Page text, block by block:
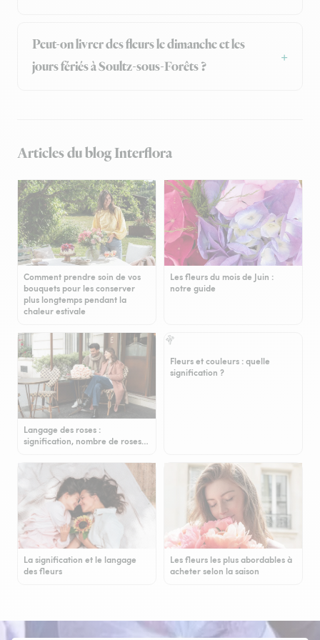
Peut-on livrer des fleurs le dimanche et les
jours fériés à Soultz-sous-Forêts ?
Articles du blog Interflora
Comment prendre soin de vos
bouquets pour les conserver
plus longtemps pendant la
chaleur estivale
Les fleurs du mois de Juin :
notre guide
Langage des roses :
signification, nombre de roses…
Fleurs et couleurs : quelle
signification ?
La signification et le langage
des fleurs
Les fleurs les plus abordables à
acheter selon la saison